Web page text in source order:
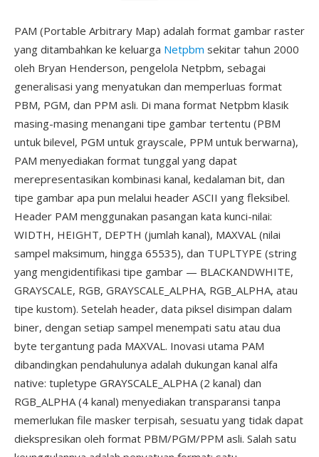
PAM (Portable Arbitrary Map) adalah format gambar raster
yang ditambahkan ke keluarga Netpbm sekitar tahun 2000
oleh Bryan Henderson, pengelola Netpbm, sebagai
generalisasi yang menyatukan dan memperluas format
PBM, PGM, dan PPM asli. Di mana format Netpbm klasik
masing-masing menangani tipe gambar tertentu (PBM
untuk bilevel, PGM untuk grayscale, PPM untuk berwarna),
PAM menyediakan format tunggal yang dapat
merepresentasikan kombinasi kanal, kedalaman bit, dan
tipe gambar apa pun melalui header ASCII yang fleksibel.
Header PAM menggunakan pasangan kata kunci-nilai:
WIDTH, HEIGHT, DEPTH (jumlah kanal), MAXVAL (nilai
sampel maksimum, hingga 65535), dan TUPLTYPE (string
yang mengidentifikasi tipe gambar — BLACKANDWHITE,
GRAYSCALE, RGB, GRAYSCALE_ALPHA, RGB_ALPHA, atau
tipe kustom). Setelah header, data piksel disimpan dalam
biner, dengan setiap sampel menempati satu atau dua
byte tergantung pada MAXVAL. Inovasi utama PAM
dibandingkan pendahulunya adalah dukungan kanal alfa
native: tupletype GRAYSCALE_ALPHA (2 kanal) dan
RGB_ALPHA (4 kanal) menyediakan transparansi tanpa
memerlukan file masker terpisah, sesuatu yang tidak dapat
diekspresikan oleh format PBM/PGM/PPM asli. Salah satu